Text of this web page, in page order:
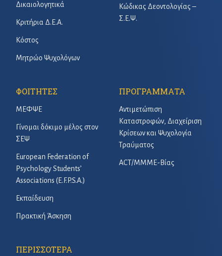
Κώδικας Δεοντολογίας –
Σ.Ε.Ψ.
Δικαιολογητικά
Κριτήρια Δ.Ε.Α.
Κόστος
Μητρώο Ψυχολόγων
ΦΟΙΤΗΤΕΣ
ΜΕΦΨΕ
Γίνομαι δόκιμο μέλος στον
ΣΕΨ
European Federation of
Psychology Students’
Associations (E.F.P.S.A.)
Εκπαίδευση
Πρακτική Άσκηση
ΠΡΟΓΡΑΜΜΑΤΑ
Αντιμετώπιση
Καταστροφών, Διαχείριση
Κρίσεων και Ψυχολογία
Τραύματος
ACT/ΜΜΜΕ-Βίας
ΠΕΡΙΣΣΟΤΕΡΑ